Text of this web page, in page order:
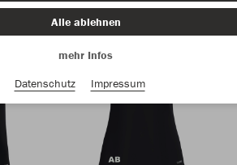
Alle ablehnen
mehr Infos
Datenschutz
Impressum